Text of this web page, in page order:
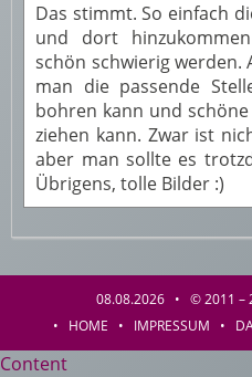
Das stimmt. So einfach
und dort
schön schwierig werden.
man die passende
bohren kann und
ziehen kann. Zwar ist
aber man sollte es
Übrigens, tolle Bilder :)
08.08.2026 • © 2011 –
• HOME • IMPRESSUM •
Content